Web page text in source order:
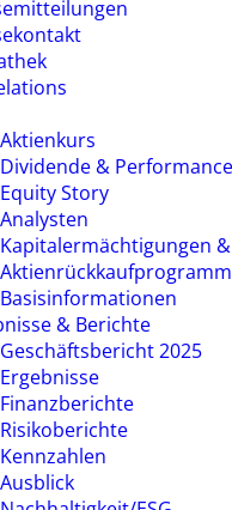
Aktienkurs
Dividende & Performance
Equity Story
Analysten
Kapitalermächtigungen
Aktienrückkaufprogramm
Basisinformationen
& Berichte
Geschäftsbericht 2025
Ergebnisse
Finanzberichte
Risikoberichte
Kennzahlen
Ausblick